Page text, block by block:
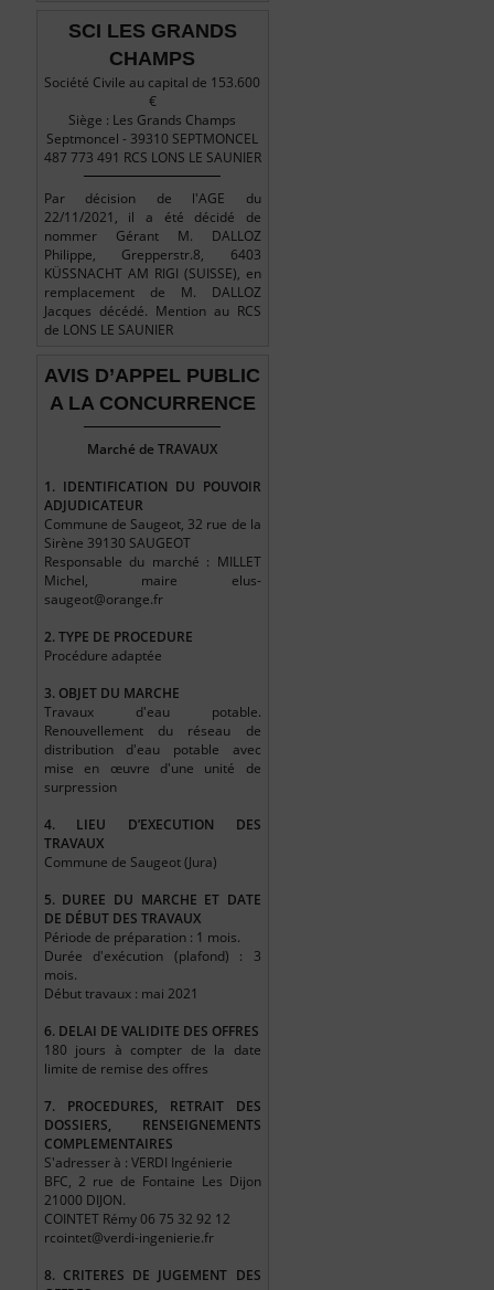
SCI LES GRANDS
CHAMPS
Société Civile au capital de 153.600
€
Siège : Les Grands Champs
Septmoncel - 39310 SEPTMONCEL
487 773 491 RCS LONS LE SAUNIER
Par décision de l'AGE du
22/11/2021, il a été décidé de
nommer Gérant M. DALLOZ
Philippe, Grepperstr.8, 6403
KÜSSNACHT AM RIGI (SUISSE), en
remplacement de M. DALLOZ
Jacques décédé. Mention au RCS
de LONS LE SAUNIER
AVIS D’APPEL PUBLIC
A LA CONCURRENCE
Marché de TRAVAUX
1. IDENTIFICATION DU POUVOIR
ADJUDICATEUR
Commune de Saugeot, 32 rue de la
Sirène 39130 SAUGEOT
Responsable du marché : MILLET
Michel, maire elus-
saugeot@orange.fr
2. TYPE DE PROCEDURE
Procédure adaptée
3. OBJET DU MARCHE
Travaux d'eau potable.
Renouvellement du réseau de
distribution d'eau potable avec
mise en œuvre d'une unité de
surpression
4.
LIEU D’EXECUTION DES
TRAVAUX
Commune de Saugeot (Jura)
5. DUREE DU MARCHE ET DATE
DE DÉBUT DES TRAVAUX
Période de préparation : 1 mois.
Durée d'exécution (plafond) : 3
mois.
Début travaux : mai 2021
6. DELAI DE VALIDITE DES OFFRES
180 jours à compter de la date
limite de remise des offres
7.
PROCEDURES, RETRAIT DES
DOSSIERS, RENSEIGNEMENTS
COMPLEMENTAIRES
S'adresser à : VERDI Ingénierie
BFC, 2 rue de Fontaine Les Dijon
21000 DIJON.
COINTET Rémy 06 75 32 92 12
rcointet@verdi-ingenierie.fr
8. CRITERES DE JUGEMENT DES